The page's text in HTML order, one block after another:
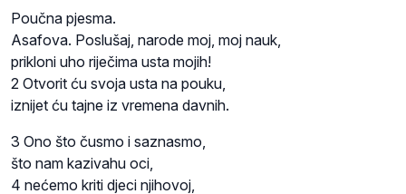
Poučna pjesma.
Asafova. Poslušaj, narode moj, moj nauk,
prikloni uho riječima usta mojih!
2 Otvorit ću svoja usta na pouku,
iznijet ću tajne iz vremena davnih.
3 Ono što čusmo i saznasmo,
što nam kazivahu oci,
4 nećemo kriti djeci njihovoj,